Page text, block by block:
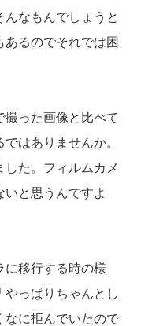
なもんでしょうと
るのでそれでは困
撮った画像と比べて
はありませんか。
た。フィルムカメ
と思うんですよ
に移行する時の様
やっぱりちゃんとし
なに拒んでいたので